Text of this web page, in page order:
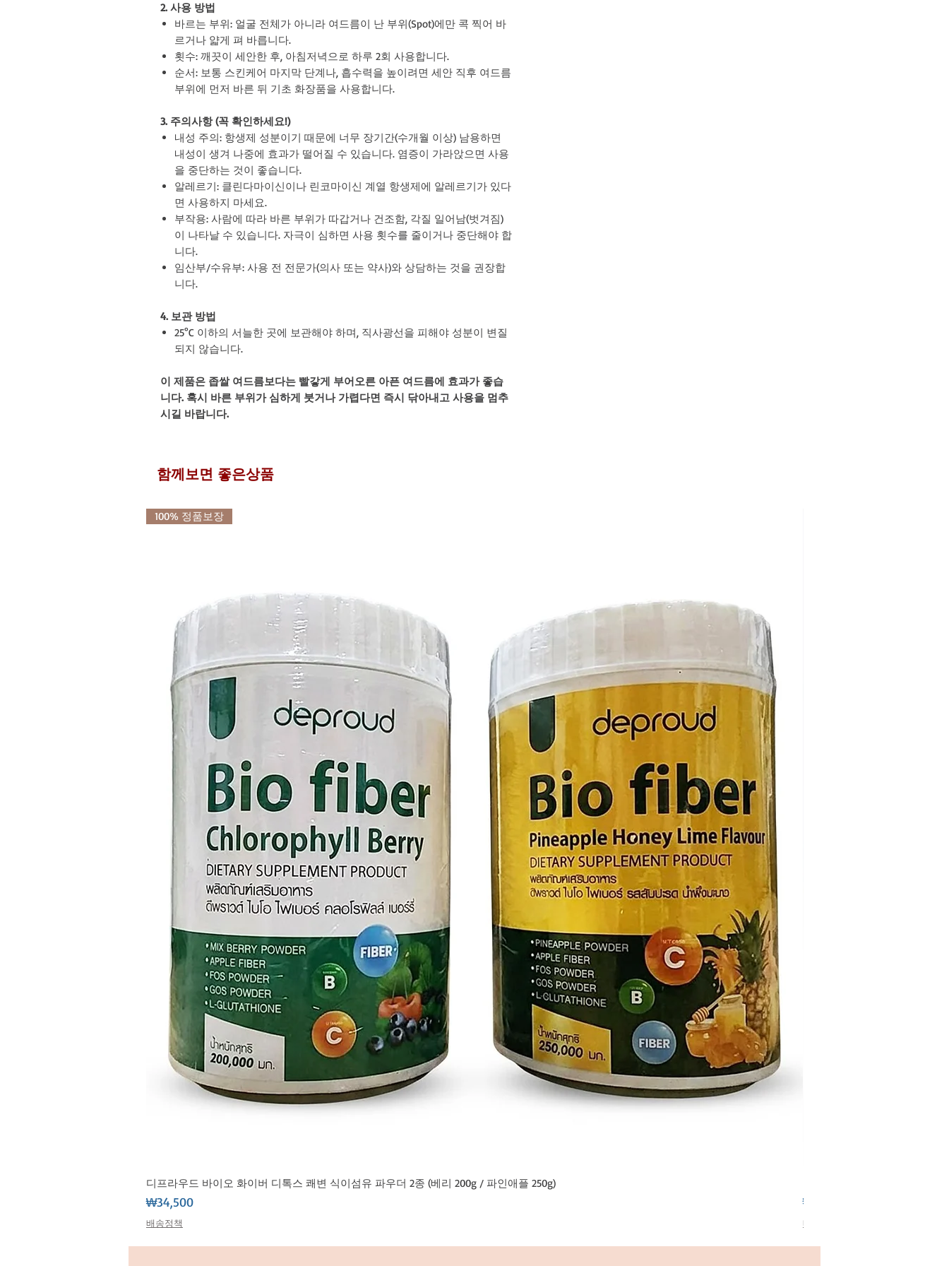
2. 사용 방법
바르는 부위: 얼굴 전체가 아니라 여드름이 난 부위(Spot)에만 콕 찍어 바
르거나 얇게 펴 바릅니다.
횟수: 깨끗이 세안한 후, 아침저녁으로 하루 2회 사용합니다.
순서: 보통 스킨케어 마지막 단계나, 흡수력을 높이려면 세안 직후 여드름
부위에 먼저 바른 뒤 기초 화장품을 사용합니다.
3. 주의사항 (꼭 확인하세요!)
내성 주의: 항생제 성분이기 때문에 너무 장기간(수개월 이상) 남용하면
내성이 생겨 나중에 효과가 떨어질 수 있습니다. 염증이 가라앉으면 사용
을 중단하는 것이 좋습니다.
알레르기: 클린다마이신이나 린코마이신 계열 항생제에 알레르기가 있다
면 사용하지 마세요.
부작용: 사람에 따라 바른 부위가 따갑거나 건조함, 각질 일어남(벗겨짐)
이 나타날 수 있습니다. 자극이 심하면 사용 횟수를 줄이거나 중단해야 합
니다.
임산부/수유부: 사용 전 전문가(의사 또는 약사)와 상담하는 것을 권장합
니다.
4. 보관 방법
25°C 이하의 서늘한 곳에 보관해야 하며, 직사광선을 피해야 성분이 변질
되지 않습니다.
이 제품은 좁쌀 여드름보다는 빨갛게 부어오른 아픈 여드름에 효과가 좋습
니다. 혹시 바른 부위가 심하게 붓거나 가렵다면 즉시 닦아내고 사용을 멈추
시길 바랍니다.
함께보면 좋은상품
제품보기
100% 정품보장
디프라우드 바이오 화이버 디톡스 쾌변 식이섬유 파우더 2종 (베리 200g / 파인애플 250g)
가격
₩34,500
배송정책
가격
₩23,900
배송정책